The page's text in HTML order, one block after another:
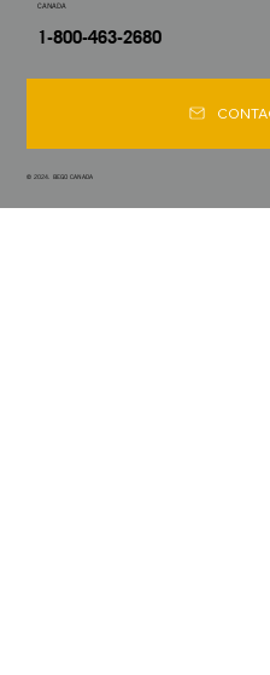
CANADA
1-800-463-2680
© 2024. BEGO CANADA